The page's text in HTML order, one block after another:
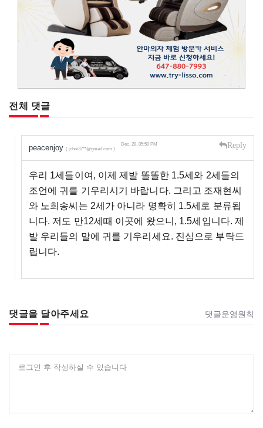
전체 댓글
peacenjoy ( jchoi37**@gmail.com )
Dec, 28, 05:50 PM Reply
우리 1세들이여, 이제 제발 똘똘한 1.5세와 2세들의
조언에 귀를 기우리시기 바랍니다. 그리고 조재현씨
와 노희송씨는 2세가 아니라 명확히 1.5세로 분류됩
니다. 저도 만12세때 이곳에 왔으니, 1.5세입니다. 제
발 우리들의 말에 귀를 기우리세요. 진심으로 부탁드
립니다.
댓글을 달아주세요 댓글운영원칙
로그인 후 작성하실 수 있습니다